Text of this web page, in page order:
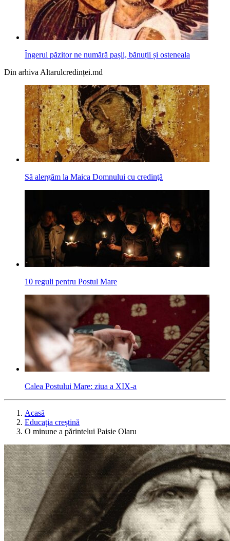
Îngerul păzitor ne numără pașii, bănuții și osteneala
Din arhiva Altarulcredinței.md
Să alergăm la Maica Domnului cu credinţă
10 reguli pentru Postul Mare
Calea Postului Mare: ziua a XIX-a
Acasă
Educația creștină
O minune a pă­rintelui Paisie Olaru